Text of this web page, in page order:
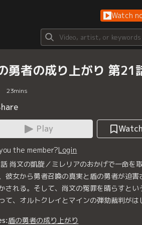
Watch
勇者の成り上がり 第21
23mins
Play
the member?Login
尚文の凱旋／ミレリアのおかげで一命を
彼女から勇者召喚の真実と盾の勇者が迫害
される。そして、尚文の冤罪を晴らすとい
て、オルトクレイとマインの弾劾裁判がは
盾の勇者の成り上がり